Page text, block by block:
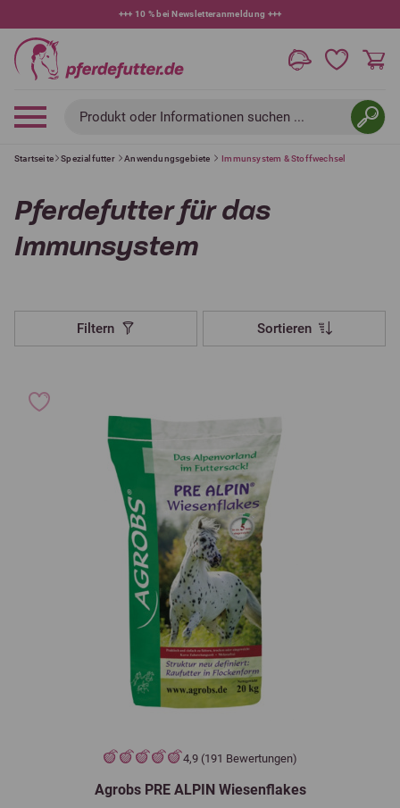
+++ 10 % bei Newsletteranmeldung +++
Produkt oder Informationen suchen ...
Startseite Spezialfutter Anwendungsgebiete Immunsystem & Stoffwechsel
Pferdefutter für das
Immunsystem
Filtern Sortieren
4,9 (191 Bewertungen)
Agrobs PRE ALPIN Wiesenflakes